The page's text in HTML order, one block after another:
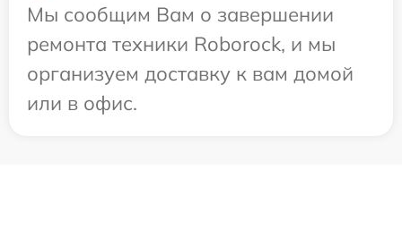
Мы сообщим Вам о завершении
ремонта техники Roborock, и мы
организуем доставку к вам домой
или в офис.